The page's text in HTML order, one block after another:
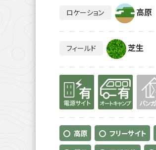
ロケーション 高原
フィールド 芝生
有り 有り
高原 フリーサイト